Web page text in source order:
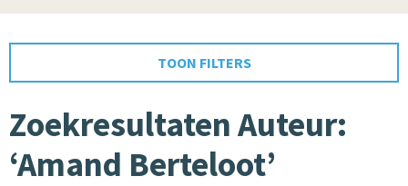
TOON FILTERS
Zoekresultaten Auteur:
‘Amand Berteloot’